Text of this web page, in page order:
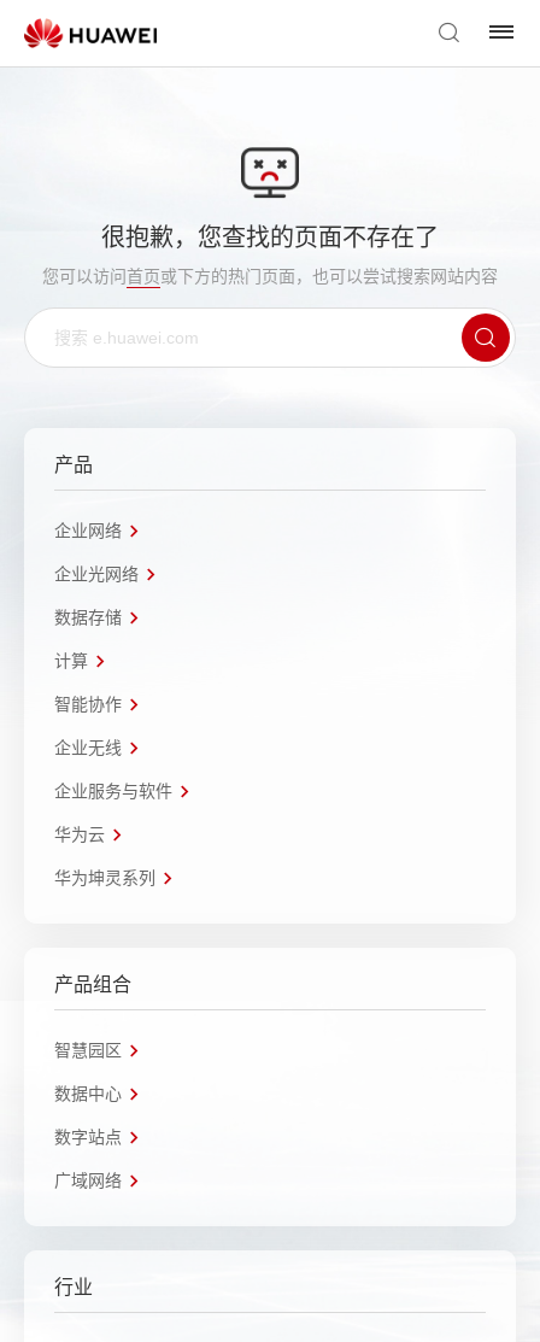
很抱歉，您查找的页面不存在了
您可以访问首页或下方的热门页面，也可以尝试搜索网站内容
产品
企业网络
企业光网络
数据存储
计算
智能协作
企业无线
企业服务与软件
华为云
华为坤灵系列
产品组合
智慧园区
数据中心
数字站点
广域网络
行业